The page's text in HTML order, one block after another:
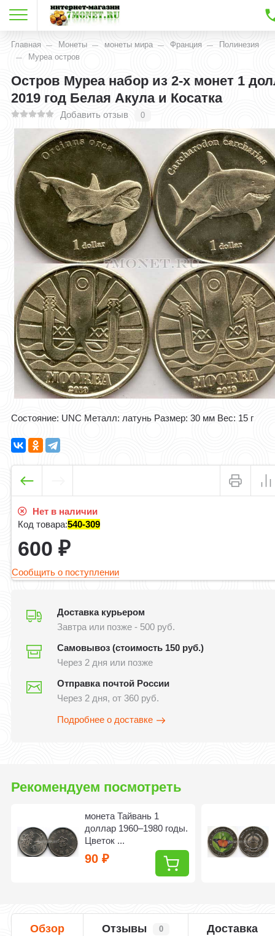
Главная Монеты монеты мира Франция
Полинезия
Муреа остров
Остров Муреа набор из 2-х монет 1
2019 год Белая Акула и Косатка
Добавить отзыв 0
Состояние: UNC Металл: латунь Размер: 30 мм Вес: 15 г
Нет в наличии
Код товара:540-309
600₽
Сообщить о поступлении
Доставка курьером
Завтра или позже - 500 руб.
Самовывоз (стоимость 150 руб.)
Через 2 дня или позже
Отправка почтой России
Через 2 дня, от 360 руб.
Подробнее о доставке
Рекомендуем посмотреть
монета Тайвань 1
доллар 1960–1980 годы.
Цветок ...
90₽
Обзор Отзывы 0 Доставка